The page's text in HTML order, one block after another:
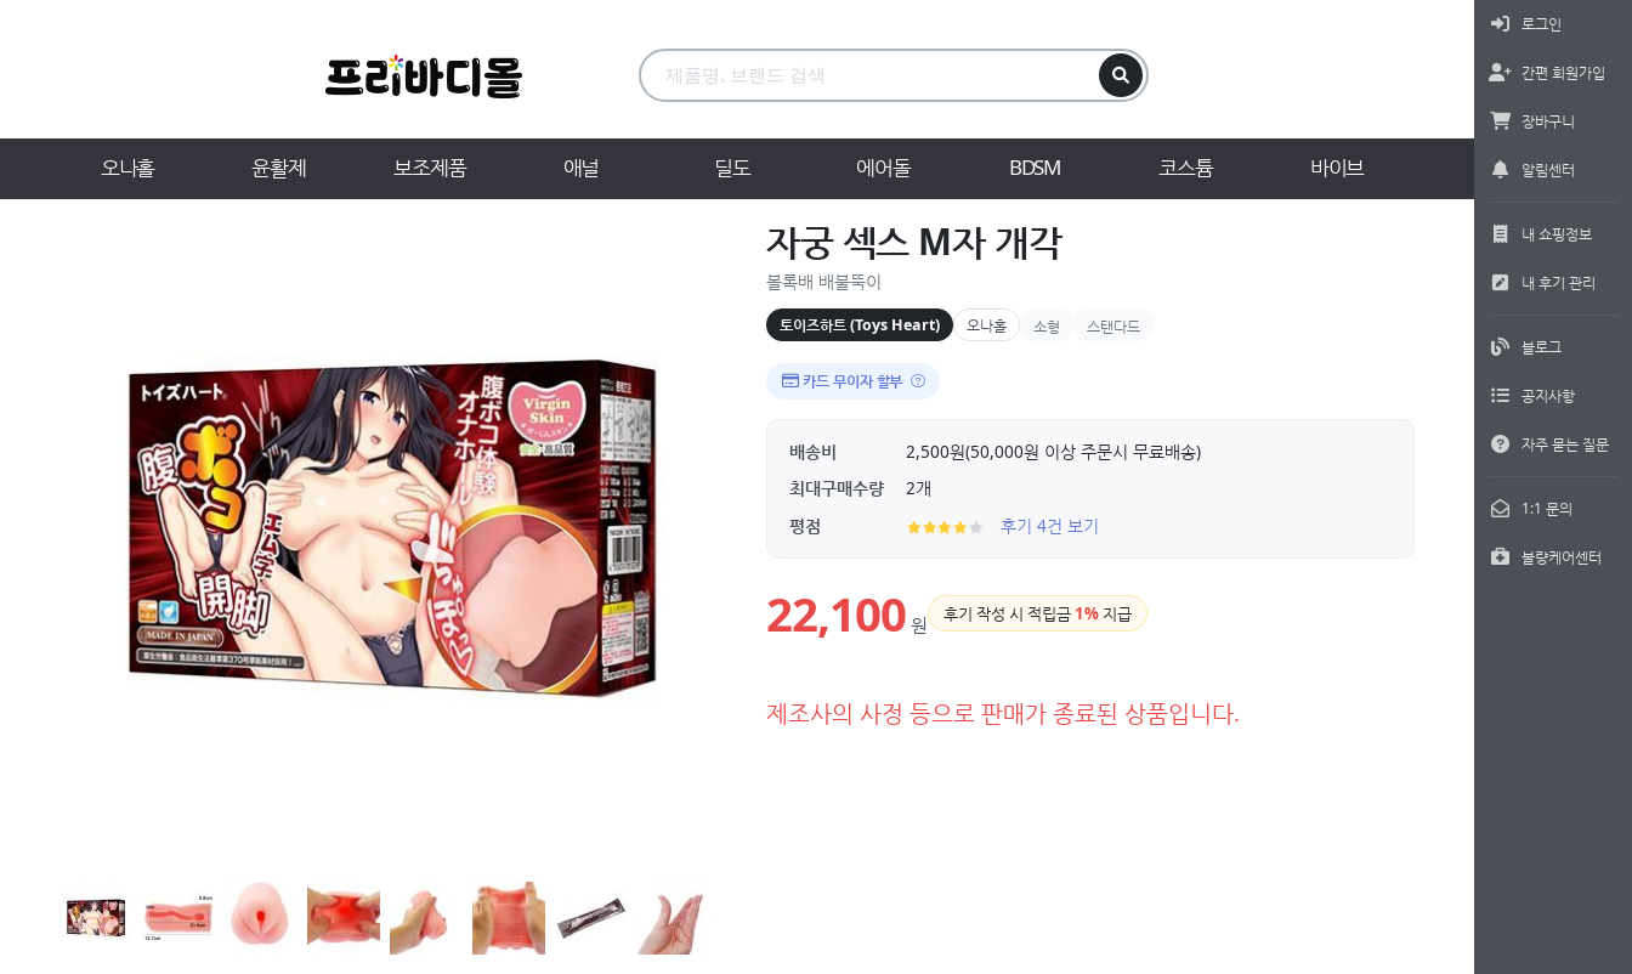
오나홀 윤활제 보조제품 애널 딜도 에어돌 BDSM 코스튬 바이브
로그인
간편 회원가입
장바구니
알림센터
내 쇼핑정보
내 후기 관리
블로그
공지사항
자주 묻는 질문
1:1 문의
불량케어센터
자궁 섹스 M자 개각
볼록배 배불뚝이
토이즈하트 (Toys Heart) 오나홀 소형 스탠다드
카드 무이자 할부
배송비
2,500원(50,000원 이상 주문시 무료배송)
최대구매수량
2개
평점
후기 4건 보기
22,100 원 후기 작성 시 적립금 1% 지급
제조사의 사정 등으로 판매가 종료된 상품입니다.